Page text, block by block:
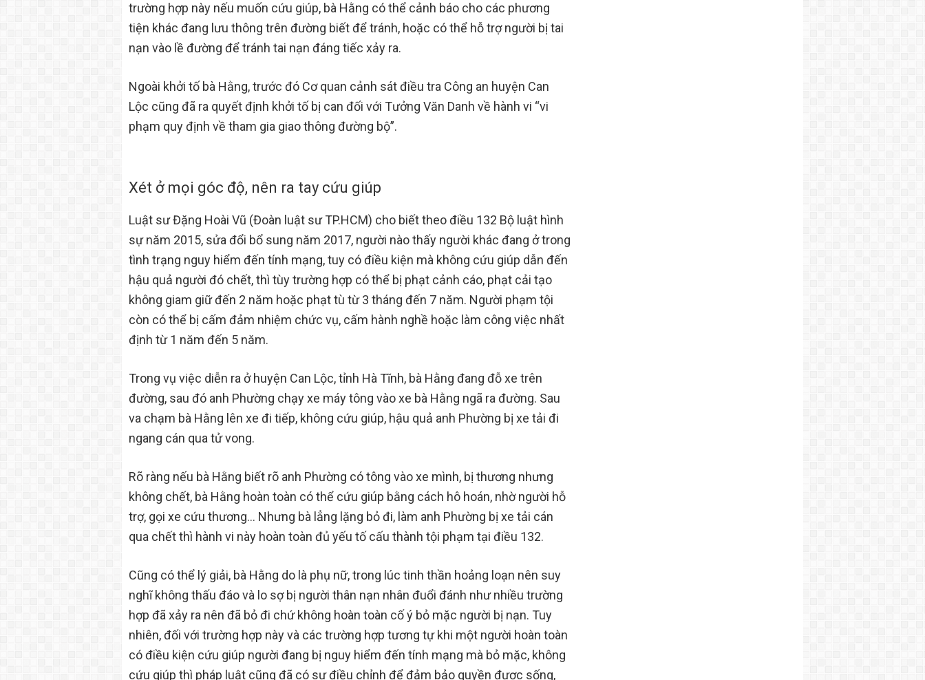
trường hợp này nếu muốn cứu giúp, bà Hằng có thể cảnh báo cho các phương
tiện khác đang lưu thông trên đường biết để tránh, hoặc có thể hỗ trợ người bị tai
nạn vào lề đường để tránh tai nạn đáng tiếc xảy ra.
Ngoài khởi tố bà Hằng, trước đó Cơ quan cảnh sát điều tra Công an huyện Can
Lộc cũng đã ra quyết định khởi tố bị can đối với Tưởng Văn Danh về hành vi “vi
phạm quy định về tham gia giao thông đường bộ”.
Xét ở mọi góc độ, nên ra tay cứu giúp
Luật sư Đặng Hoài Vũ (Đoàn luật sư TP.HCM) cho biết theo điều 132 Bộ luật hình
sự năm 2015, sửa đổi bổ sung năm 2017, người nào thấy người khác đang ở trong
tình trạng nguy hiểm đến tính mạng, tuy có điều kiện mà không cứu giúp dẫn đến
hậu quả người đó chết, thì tùy trường hợp có thể bị phạt cảnh cáo, phạt cải tạo
không giam giữ đến 2 năm hoặc phạt tù từ 3 tháng đến 7 năm. Người phạm tội
còn có thể bị cấm đảm nhiệm chức vụ, cấm hành nghề hoặc làm công việc nhất
định từ 1 năm đến 5 năm.
Trong vụ việc diễn ra ở huyện Can Lộc, tỉnh Hà Tĩnh, bà Hằng đang đỗ xe trên
đường, sau đó anh Phường chạy xe máy tông vào xe bà Hằng ngã ra đường. Sau
va chạm bà Hằng lên xe đi tiếp, không cứu giúp, hậu quả anh Phường bị xe tải đi
ngang cán qua tử vong.
Rõ ràng nếu bà Hằng biết rõ anh Phường có tông vào xe mình, bị thương nhưng
không chết, bà Hằng hoàn toàn có thể cứu giúp bằng cách hô hoán, nhờ người hỗ
trợ, gọi xe cứu thương… Nhưng bà lẳng lặng bỏ đi, làm anh Phường bị xe tải cán
qua chết thì hành vi này hoàn toàn đủ yếu tố cấu thành tội phạm tại điều 132.
Cũng có thể lý giải, bà Hằng do là phụ nữ, trong lúc tinh thần hoảng loạn nên suy
nghĩ không thấu đáo và lo sợ bị người thân nạn nhân đuổi đánh như nhiều trường
hợp đã xảy ra nên đã bỏ đi chứ không hoàn toàn cố ý bỏ mặc người bị nạn. Tuy
nhiên, đối với trường hợp này và các trường hợp tương tự khi một người hoàn toàn
có điều kiện cứu giúp người đang bị nguy hiểm đến tính mạng mà bỏ mặc, không
cứu giúp thì pháp luật cũng đã có sự điều chỉnh để đảm bảo quyền được sống,